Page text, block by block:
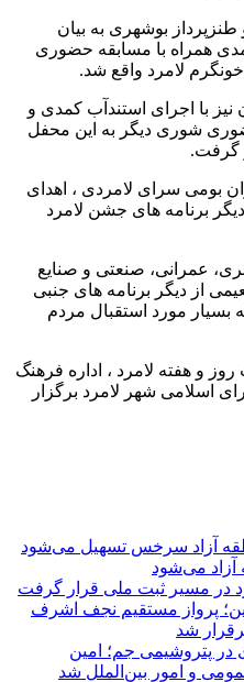
بوشهری به بیان
همراه با مسابقه حضوری
لامرد واقع شد.
نیز با اجرای استندآب کمدی و
شوری دیگر به این محفل
گرفت.
بومی سرای لامردی ، اهدای
برنامه های جشن لامرد
عمرانی، صنعتی و صنایع
از دیگر برنامه های جنبی
بسیار مورد استقبال مردم
و هفته لامرد ، اداره فرهنگ
اسلامی شهر لامرد برگزار
آزاد سرخس تسهیل می‌شود
می‌شود
پرواز مستقیم نجف اشرف
شد
در پتروشیمی جم؛ امین
و امور بین‌الملل شد